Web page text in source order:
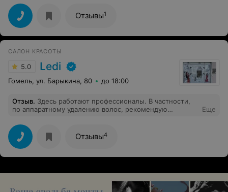
понравилось, сейчас хожу с ровными волосиками и не
могу нарадоваться. Цены тоже очень даже приятные,
на много дешевле, чем в тех местах, в которых я
узнавала). Спасибо за работу, Наташа, приду к вам ещё
обязательно.
Отзывы1
САЛОН КРАСОТЫ
5.0 Ledi
Гомель, ул. Барыкина, 80 до 18:00
Отзыв. Здесь работают профессионалы. В частности,
по аппаратному удалению волос, рекомендую
довольный клиент этого салона! Спасибо LEDI за Ваше
постоянство и качество.
Еще
Отзывы4